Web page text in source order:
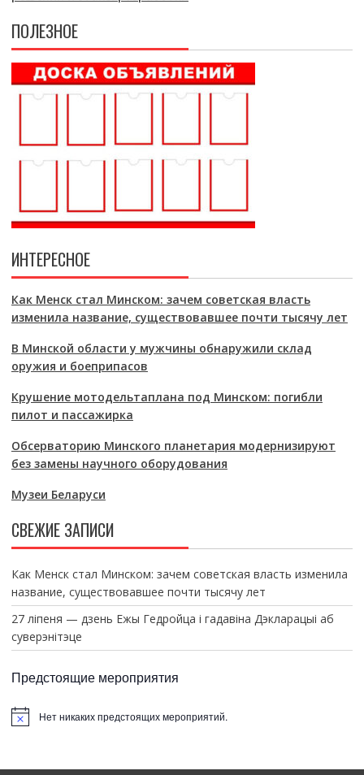
ПОЛЕЗНОЕ
ИНТЕРЕСНОЕ
Как Менск стал Минском: зачем советская власть
изменила название, существовавшее почти тысячу лет
В Минской области у мужчины обнаружили склад
оружия и боеприпасов
Крушение мотодельтаплана под Минском: погибли
пилот и пассажирка
Обсерваторию Минского планетария модернизируют
без замены научного оборудования
Музеи Беларуси
СВЕЖИЕ ЗАПИСИ
Как Менск стал Минском: зачем советская власть изменила
название, существовавшее почти тысячу лет
27 ліпеня — дзень Ежы Гедройца і гадавіна Дэкларацыі аб
суверэнітэце
Предстоящие мероприятия
Нет никаких предстоящих мероприятий.